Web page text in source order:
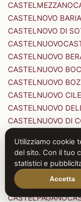
CASTELMEZZANO
CASTELNOVO
CASTELNOVO DI
CASTELNUOVO
CASTELNUOVO
CASTELNUOVO
CASTELNUOVO
CASTELNUOVO
CASTELNUOVO
CASTELNUOVO DI
CASTELNUOVO DI
CASTELNUOVO
CASTELNUOVO
CASTELNUOVO
CASTELPAGANO
Utilizziamo cookie
del sito. Con il tuo
statistici e
Accetta